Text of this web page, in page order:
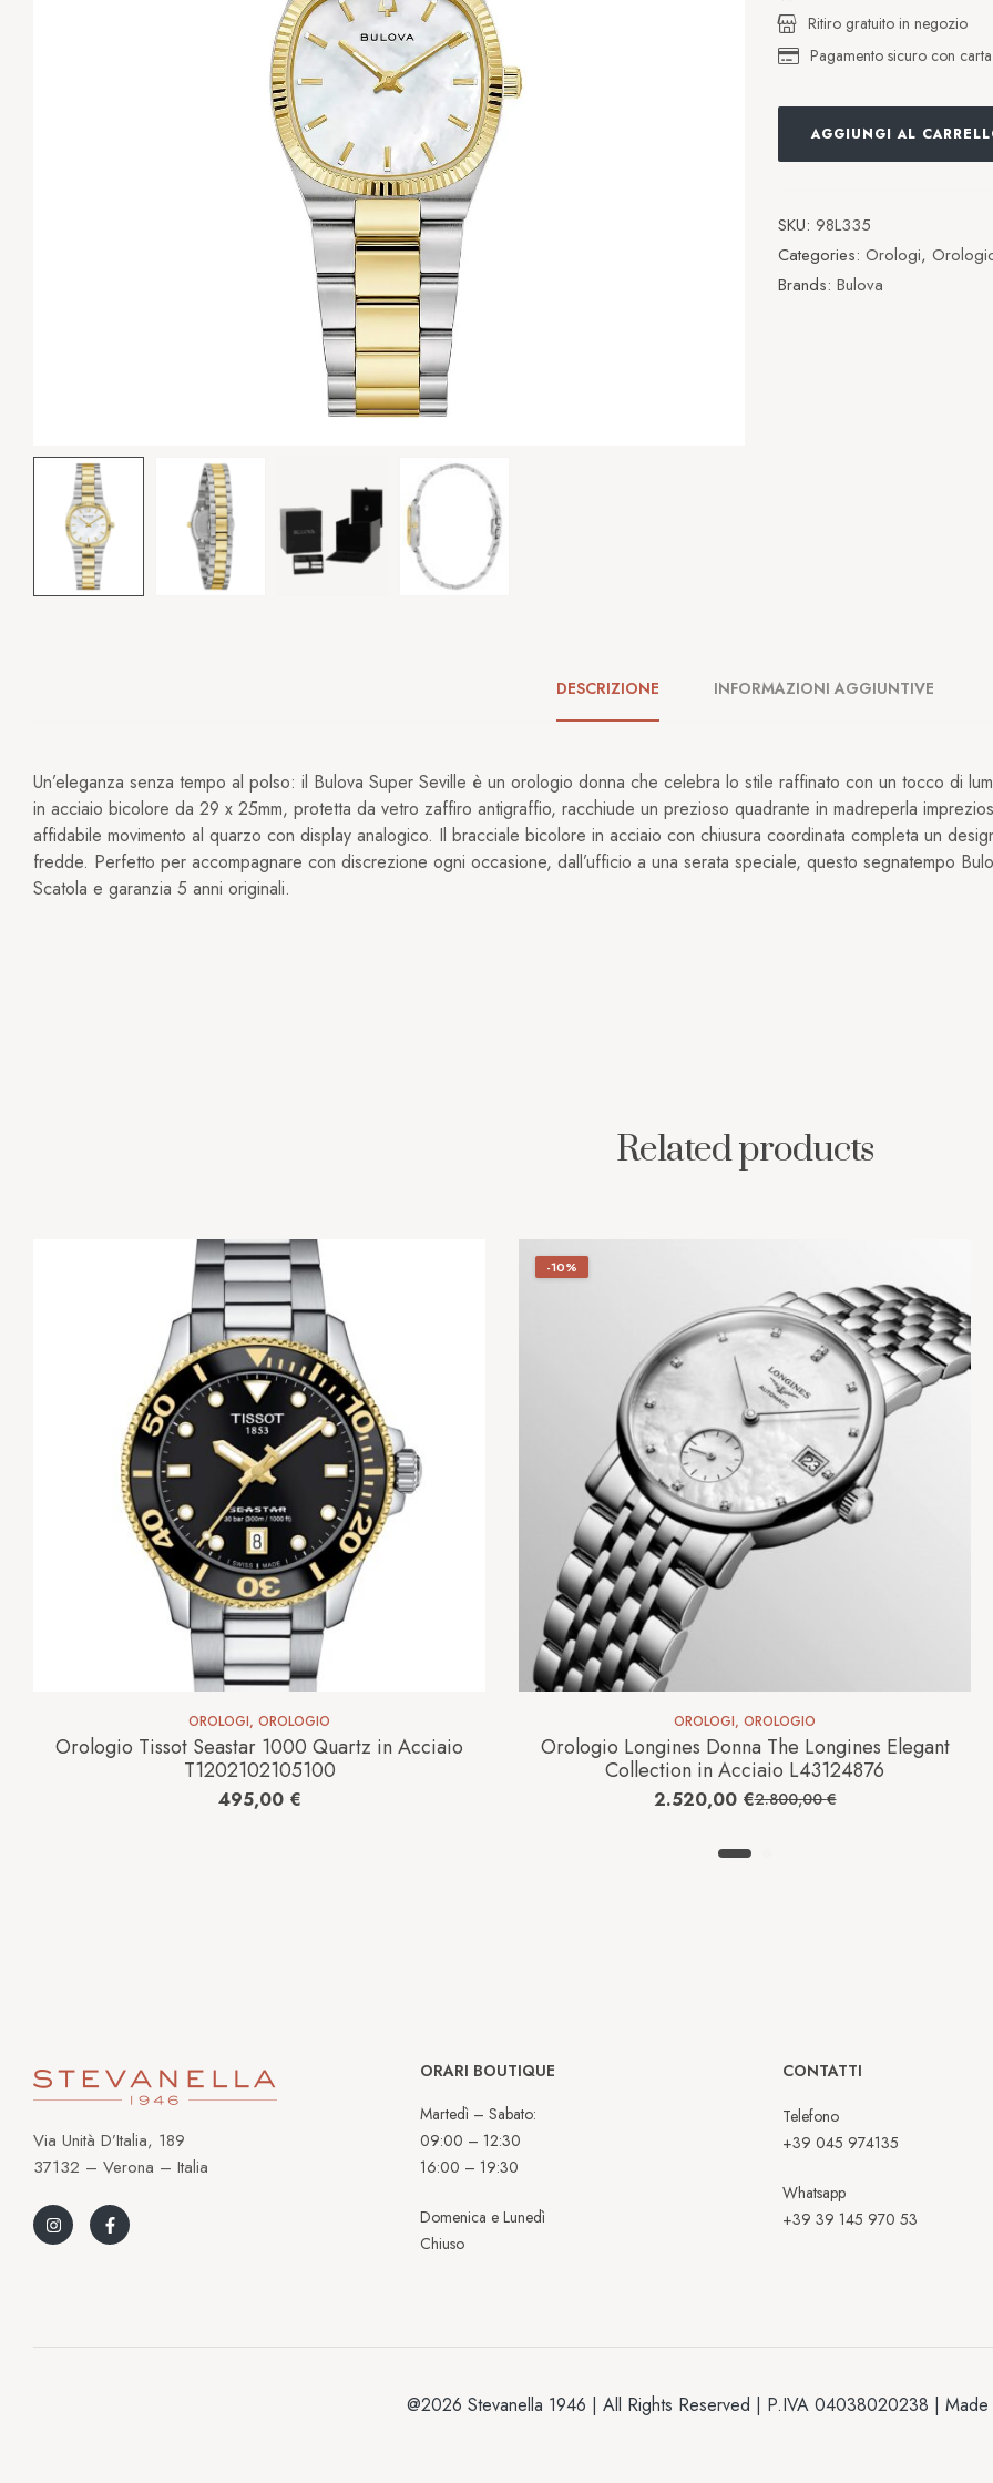
Ritiro gratuito in negozio
Pagamento sicuro con
AGGIUNGI AL
SKU: 98L335
Categories: Orologi,
Brands: Bulova
DESCRIZIONE INFORMAZIONI AGGIUNTIVE
Un’eleganza senza tempo al polso: il Bulova Super Seville è un orologio donna che celebra lo stile raffinato con un tocco di
in acciaio bicolore da 29 x 25mm, protetta da vetro zaffiro antigraffio, racchiude un prezioso quadrante in madreperla
affidabile movimento al quarzo con display analogico. Il bracciale bicolore in acciaio con chiusura coordinata completa un
fredde. Perfetto per accompagnare con discrezione ogni occasione, dall’ufficio a una serata speciale, questo segnatempo
Scatola e garanzia 5 anni originali.
Related products
OROLOGI, OROLOGIO
Orologio Tissot Seastar 1000 Quartz in Acciaio
T1202102105100
495,00 €
-10%
OROLOGI, OROLOGIO
Orologio Longines Donna The Longines Elegant
Collection in Acciaio L43124876
2.800,00€
2.520,00 €
Via Unità D’Italia, 189
37132 – Verona – Italia
ORARI BOUTIQUE
Martedì – Sabato:
09:00 – 12:30
16:00 – 19:30
Domenica e Lunedì
Chiuso
CONTATTI
Telefono
+39 045 974135
Whatsapp
+39 39 145 970 53
@2026 Stevanella 1946 | All Rights Reserved | P.IVA 04038020238 |